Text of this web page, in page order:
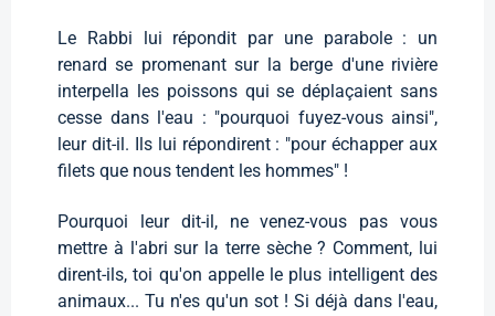
Le Rabbi lui répondit par une parabole : un
renard se promenant sur la berge d'une rivière
interpella les poissons qui se déplaçaient sans
cesse dans l'eau : "pourquoi fuyez-vous ainsi",
leur dit-il. Ils lui répondirent : "pour échapper aux
filets que nous tendent les hommes" !
Pourquoi leur dit-il, ne venez-vous pas vous
mettre à l'abri sur la terre sèche ? Comment, lui
dirent-ils, toi qu'on appelle le plus intelligent des
animaux... Tu n'es qu'un sot ! Si déjà dans l'eau,